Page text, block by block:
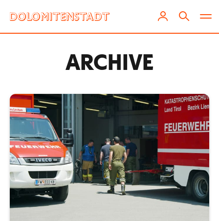
ARCHIVE